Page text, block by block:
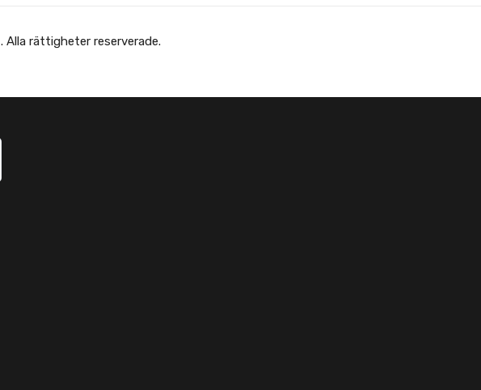
Copyright © Afghanska Föreningen - انجمن افغانها در سویدن. Alla rättigheter reserverade.